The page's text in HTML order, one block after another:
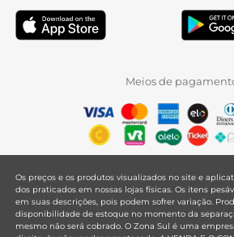
Meios de
Os preços e os produtos visualizados no site e
dos praticados em nossas lojas físicas. Os itens
em suas descrições, pois podem sofrer variação.
disponibilidade de estoque no momento da
mesmo não será cobrado. O Zona Sul é uma